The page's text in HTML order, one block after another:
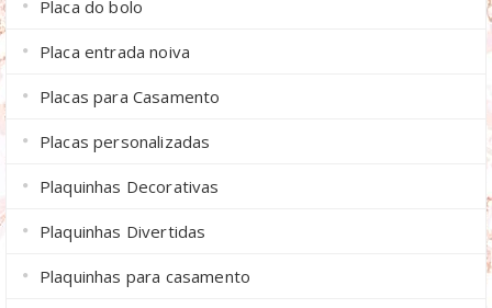
Placa do bolo
Placa entrada noiva
Placas para Casamento
Placas personalizadas
Plaquinhas Decorativas
Plaquinhas Divertidas
Plaquinhas para casamento